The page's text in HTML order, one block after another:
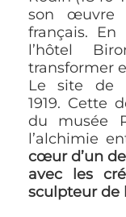
son œuvre
français. En
l’hôtel
transformer
Le site de
1919. Cette
du musée
l’alchimie
cœur d’un
avec les
sculpteur de